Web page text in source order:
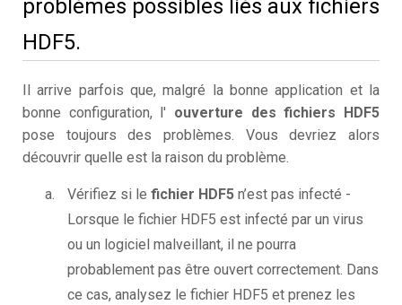
problèmes possibles liés aux fichiers
HDF5.
Il arrive parfois que, malgré la bonne application et la
bonne configuration, l' ouverture des fichiers HDF5
pose toujours des problèmes. Vous devriez alors
découvrir quelle est la raison du problème.
Vérifiez si le fichier HDF5 n’est pas infecté -
Lorsque le fichier HDF5 est infecté par un virus
ou un logiciel malveillant, il ne pourra
probablement pas être ouvert correctement. Dans
ce cas, analysez le fichier HDF5 et prenez les